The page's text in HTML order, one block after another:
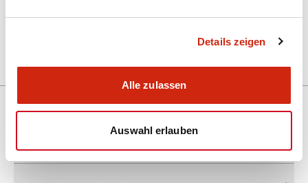
Details zeigen
Alle zulassen
Auswahl erlauben